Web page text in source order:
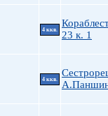
4 ккв.
23 к. 1
4 ккв.